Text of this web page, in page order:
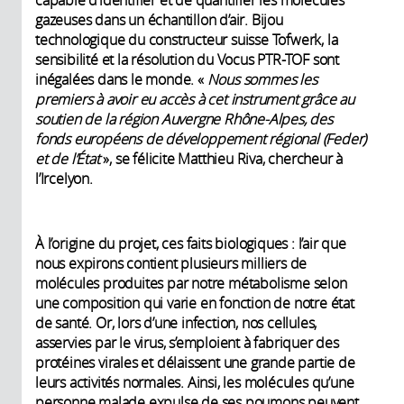
gazeuses dans un échantillon d’air. Bijou
technologique du constructeur suisse Tofwerk, la
sensibilité et la résolution du Vocus PTR-TOF sont
inégalées dans le monde. « Nous sommes les
premiers à avoir eu accès à cet instrument grâce au
soutien de la région Auvergne Rhône-Alpes, des
fonds européens de développement régional (Feder)
et de l’État», se félicite Matthieu Riva, chercheur à
l’Ircelyon.
À l’origine du projet, ces faits biologiques : l’air que
nous expirons contient plusieurs milliers de
molécules produites par notre métabolisme selon
une composition qui varie en fonction de notre état
de santé. Or, lors d’une infection, nos cellules,
asservies par le virus, s’emploient à fabriquer des
protéines virales et délaissent une grande partie de
leurs activités normales. Ainsi, les molécules qu’une